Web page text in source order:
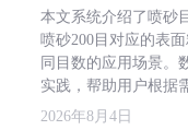
本文系统介绍了喷砂
喷砂200目对应的表
同目数的应用场景。
实践，帮助用户根据
2026年8月4日